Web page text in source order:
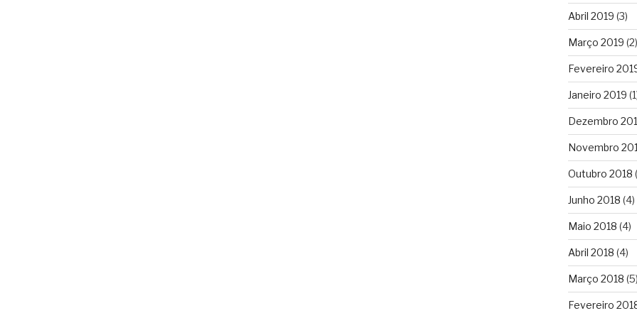
Abril 2019 (3)
Março 2019 (2)
Fevereiro
Janeiro 2019
Dezembro
Novembro
Outubro 2018
Junho 2018 (4)
Maio 2018 (4)
Abril 2018 (4)
Março 2018 (5)
Fevereiro